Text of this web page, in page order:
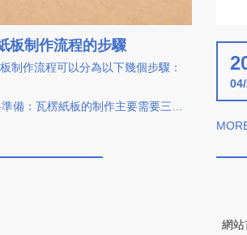
板制作流程的步驟
制作流程可以分為以下幾個步驟：
備：瓦楞紙板的制作主要需要三種
網站